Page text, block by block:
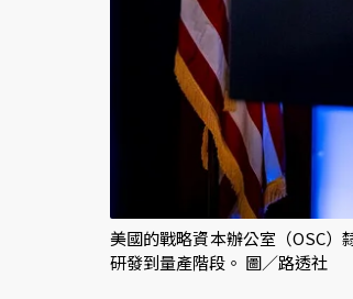
美國的戰略資本辦公室（OSC
研發到量產階段。 圖／路透社